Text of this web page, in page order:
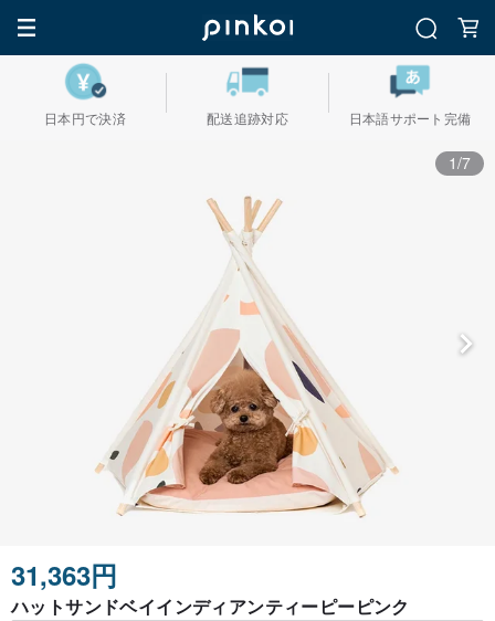
日本円で決済 配送追跡対応 日本語サポート完備
1/7
31,363円
ハットサンドベイインディアンティーピーピンク